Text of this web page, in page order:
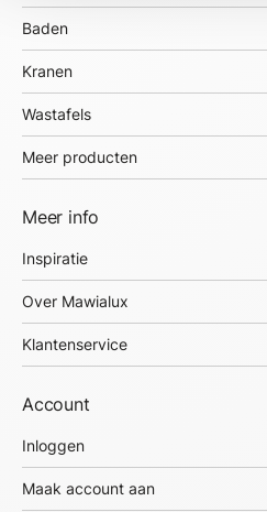
Baden
Kranen
Wastafels
Meer producten
Meer info
Inspiratie
Over Mawialux
Klantenservice
Account
Inloggen
Maak account aan